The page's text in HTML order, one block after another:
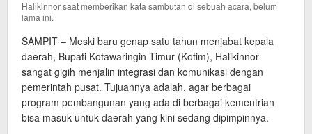
Halikinnor saat memberikan kata sambutan di sebuah acara, belum
lama ini.
SAMPIT – Meski baru genap satu tahun menjabat kepala
daerah, Bupati Kotawaringin Timur (Kotim), Halikinnor
sangat gigih menjalin integrasi dan komunikasi dengan
pemerintah pusat. Tujuannya adalah, agar berbagai
program pembangunan yang ada di berbagai kementrian
bisa masuk untuk daerah yang kini sedang dipimpinnya.